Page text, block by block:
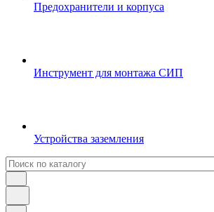
Предохранители и корпуса
Инструмент для монтажа СИП
Устройства заземления